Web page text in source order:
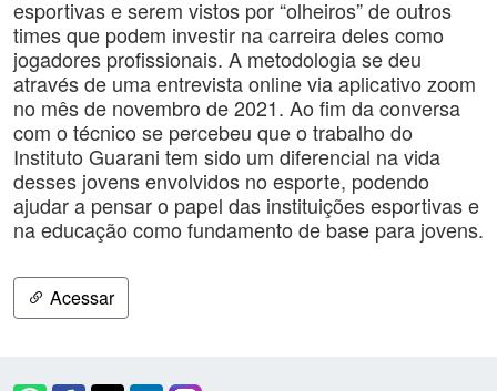
esportivas e serem vistos por “olheiros” de outros
times que podem investir na carreira deles como
jogadores profissionais. A metodologia se deu
através de uma entrevista online via aplicativo zoom
no mês de novembro de 2021. Ao fim da conversa
com o técnico se percebeu que o trabalho do
Instituto Guarani tem sido um diferencial na vida
desses jovens envolvidos no esporte, podendo
ajudar a pensar o papel das instituições esportivas e
na educação como fundamento de base para jovens.
Acessar